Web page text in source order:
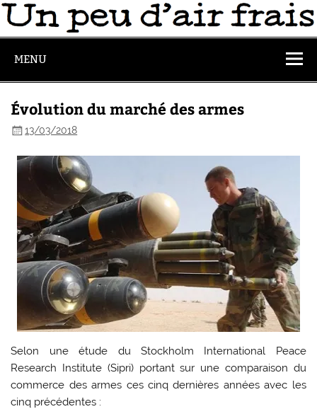
MENU
Évolution du marché des armes
13/03/2018
Selon une étude du Stockholm International Peace
Research Institute (Sipri) portant sur une comparaison du
commerce des armes ces cinq dernières années avec les
cinq précédentes :